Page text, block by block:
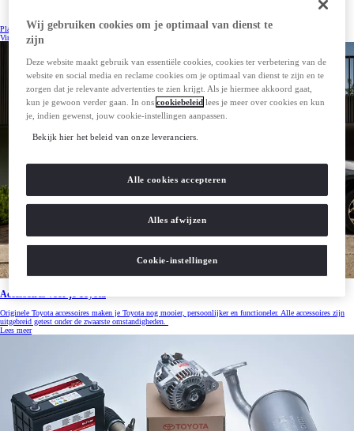
Plan je afspraak
Vind je dealer
Accessoires voor je Toyota
Originele Toyota accessoires maken je Toyota nog mooier, persoonlijker en functioneler. Alle accessoires zijn
uitgebreid getest onder de zwaarste omstandigheden.
Lees meer
Wij gebruiken cookies om je optimaal van dienst te
zijn
Deze website maakt gebruik van essentiële cookies, cookies ter verbetering van de
website en social media en reclame cookies om je optimaal van dienst te zijn en te
zorgen dat je relevante advertenties te zien krijgt. Als je hiermee akkoord gaat,
kun je gewoon verder gaan. In onscookiebeleid lees je meer over cookies en kun
je, indien gewenst, jouw cookie-instellingen aanpassen.
Bekijk hier het beleid van onze leveranciers.
Cookie-instellingen
Alles afwijzen
Alle cookies accepteren